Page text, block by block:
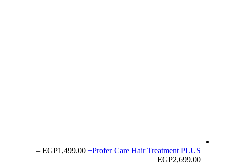
Profer Care Hair Treatment PLUS+
EGP1,499.00
–
EGP2,699.00